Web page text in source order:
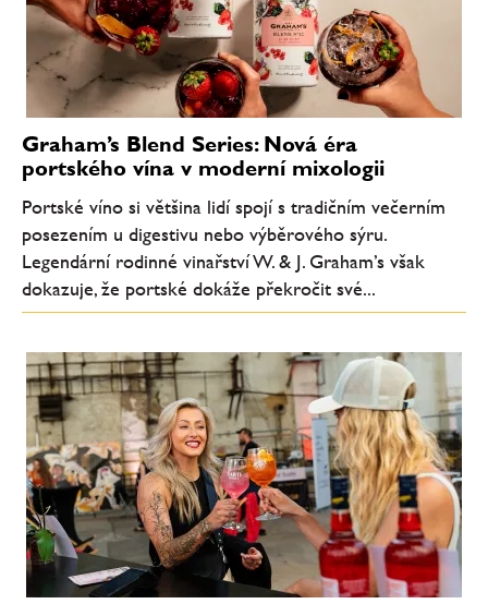
Graham’s Blend Series: Nová éra
portského vína v moderní mixologii
Portské víno si většina lidí spojí s tradičním večerním
posezením u digestivu nebo výběrového sýru.
Legendární rodinné vinařství W. & J. Graham’s však
dokazuje, že portské dokáže překročit své...